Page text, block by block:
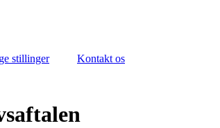
stillinger
Kontakt os